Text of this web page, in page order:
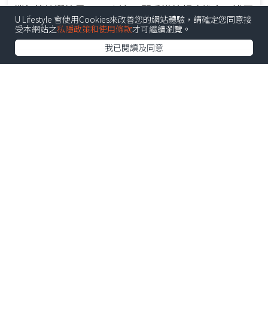
端午節精選粽子2024│逾10間香港拉麵店推介！濃厚
豚骨拉麵／過江龍雞白湯拉麵／特濃蝦湯拉麵！
U Lifestyle 會使用Cookies來改善您的網站體驗，請確定您同意接
受本網站之私隱政策和使用條款才可繼續瀏覽。
我已閱讀及同意